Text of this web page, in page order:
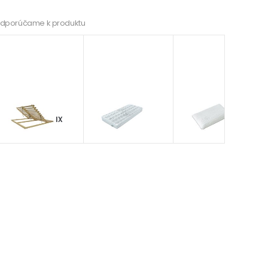
k produktu
Masív
PARTNER Lux
chránič
Carbon
Limousin